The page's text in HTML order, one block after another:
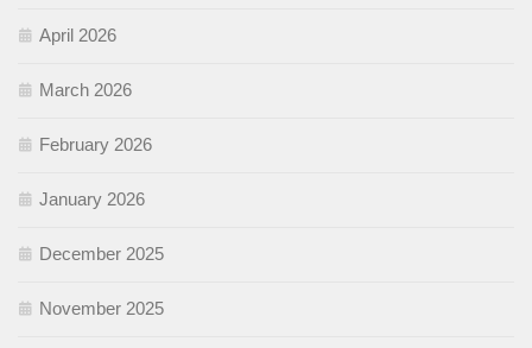
April 2026
March 2026
February 2026
January 2026
December 2025
November 2025